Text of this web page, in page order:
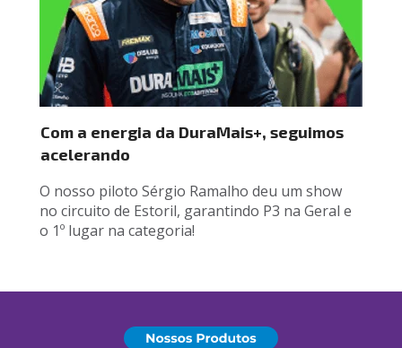
Com a energia da DuraMais+, seguimos
acelerando
O nosso piloto Sérgio Ramalho deu um show
no circuito de Estoril, garantindo P3 na Geral e
o 1º lugar na categoria!